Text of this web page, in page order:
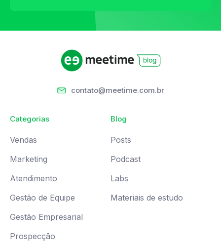
contato@meetime.com.br
Categorias
Vendas
Marketing
Atendimento
Gestão de Equipe
Gestão Empresarial
Prospecção
Blog
Posts
Podcast
Labs
Materiais de estudo